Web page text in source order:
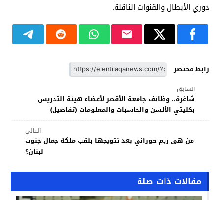
دوري الأبطال والقنوات الناقلة.
رابط مختصر
السابق
شاغرة.. وظائف جامعة الأقصر لأعضاء هيئة التدريس
بكليتي الألسن والحاسبات والمعلومات (تفاصيل)
التالي
من هى ريم حوراني بعد تتويجها بلقب ملكة جمال جنوب
لبنان؟
مقالات ذات صلة